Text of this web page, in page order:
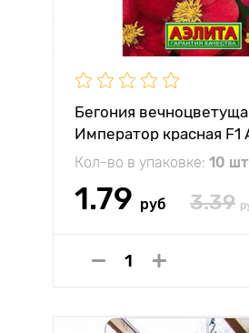
Бегония
Император красная F1
Кол-во в упаковке: 10 шт
1.79 руб 3.39